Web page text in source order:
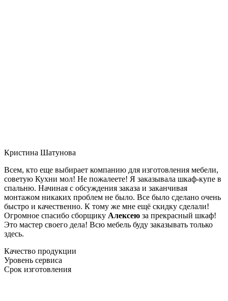
Кристина Шатунова
Всем, кто еще выбирает компанию для изготовления мебели,
советую Кухни мол! Не пожалеете! Я заказывала шкаф-купе в
спальню. Начиная с обсуждения заказа и заканчивая
монтажом никаких проблем не было. Все было сделано очень
быстро и качественно. К тому же мне ещё скидку сделали!
Огромное спасибо сборщику Алексею за прекрасный шкаф!
Это мастер своего дела! Всю мебель буду заказывать только
здесь.
Качество продукции
Уровень сервиса
Срок изготовления